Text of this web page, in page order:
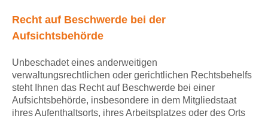
Recht auf Beschwerde bei der
Aufsichtsbehörde
Unbeschadet eines anderweitigen
verwaltungsrechtlichen oder gerichtlichen Rechtsbehelfs
steht Ihnen das Recht auf Beschwerde bei einer
Aufsichtsbehörde, insbesondere in dem Mitgliedstaat
ihres Aufenthaltsorts, ihres Arbeitsplatzes oder des Orts